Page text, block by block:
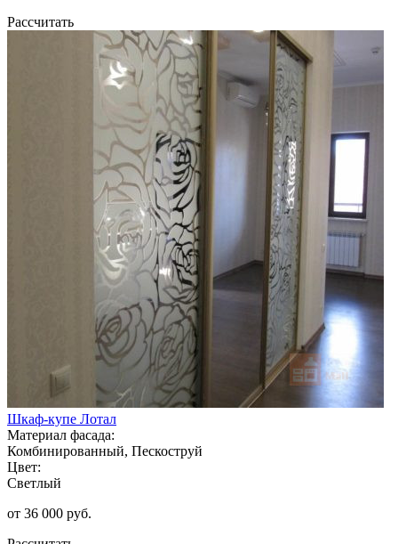
Рассчитать
Шкаф-купе Лотал
Материал фасада:
Комбинированный, Пескоструй
Цвет:
Светлый
от 36 000 руб.